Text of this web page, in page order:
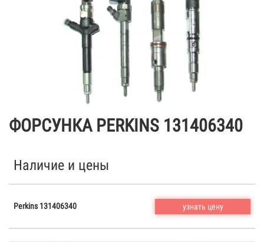
ФОРСУНКА PERKINS 131406340
Наличие и цены
Perkins 131406340 узнать цену